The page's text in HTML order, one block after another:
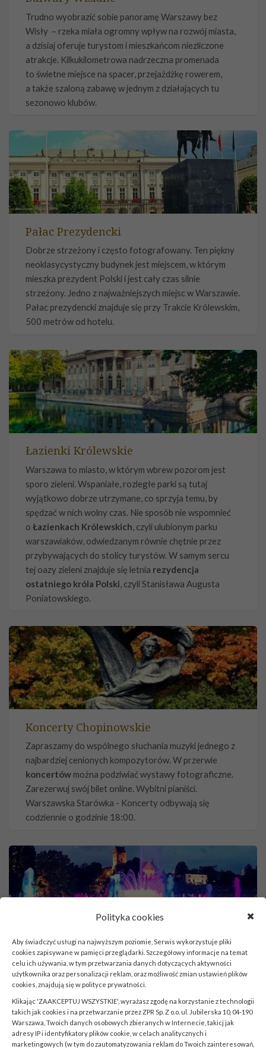
Trudno wyobrazić sobie panoramę Warszawy bez
Wisły – rzeka miała ogromny wpływ na rozwój miasta,
a dzisiaj oferuje turystom i mieszkańcom niezliczone
atrakcje. Kilkukilometrowa nadrzeczna promenada
to świetne miejsce na spacer, przejażdżkę rowerem,
a także szaloną zabawę w jednym z działających tu
sezonowo klubów.
Pałac Prezydencki
Dobrze strzeżony i często fotografowany. Ten piękny
neoklasycystyczny budynek jest miejscem, w którym
mieszka prezydent Polski i jest cały czas silnie
strzeżony. Jedno z najważniejszych miejsc w Warszawie.
Pałac prezydencki znajduje się przy Trakcie Królewskim,
500 metrów od hotelu.
Łazienki Królewskie
Warszawa to miasto, w którym wbrew pozorom jest
sporo zieleni. Wspaniałe, rozległe parki są tutaj
wyjątkowo dobrze utrzymane, co sprzyja temu, by
spędzać w nich wolny czas. Nie sposób nie wspomnieć
o Łazienkach Królewskich, czyli ulubionym parku
warszawiaków, odwiedzanym równie chętnie przez
przybywających do stolicy turystów. W samym sercu
tej oazy zieleni znajduje się letnia rezydencja
ostatniego króla Polski, czyli Stanisława Augusta
Poniatowskiego.
Koncerty Chopinowskie
Zapraszamy do wspólnego słuchania muzyki jednego z
najbardziej cenionych kompozytorów. W przerwie
koncertów można podziwiać wystawy fotograficzne.
Zarezerwuj swój bilet online. Wybitni pianiści.
Warszawska Starówka - Koncerty odbywają się
codziennie o godzinie 18:00.
Multimedialny Park Fontann
W piątkowe i sobotnie wieczory (a czasami również w
inne dni) o 21.00 lub 21.30 od maja do września
„woda-światło-dźwięk” z wykorzystaniem reflektorów
LED i laserów. W każdym sezonie na wodnych ekranach
Multimedialnego Parku Fontann prezentowany jest
Polityka cookies
Aby świadczyć usługi na najwyższym poziomie, Serwis wykorzystuje pliki
cookies zapisywane w pamięci przeglądarki. Szczegółowy informacje na temat
celu ich używania, w tym przetwarzania danych dotyczących aktywności
użytkownika oraz personalizacji reklam, oraz możliwość zmian ustawień plików
cookies, znajdują się w polityce prywatności
Klikając 'ZAAKCEPTUJ WSZYSTKIE', wyrażasz zgodę na korzystanie z technologii
takich jak cookies i na przetwarzanie przez ZPR Sp. Z o.o. ul. Jubilerska 10, 04-190
Warszawa, Twoich danych osobowych zbieranych w Internecie, takicj jak
adresy IP i identyfikatory plików cookie, w celach analitycznych i
marketingowych (w tym do zautomatyzowania reklam do Twoich zainteresowań,